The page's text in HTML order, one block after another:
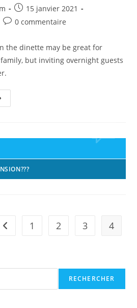
Publication
publiée :
15 janvier 2021
Commentaires
la
publication :
0 commentaire
the dinette may be great for
but inviting overnight guests
Go to the previous page
1 2 3 4
RECHERCHER